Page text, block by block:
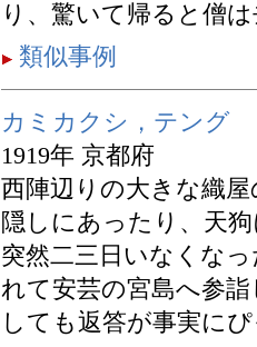
り、驚いて帰ると僧
類似事例
カミカクシ，テング
1919年 京都府
西陣辺りの大きな織
隠しにあったり、天
突然二三日いなくな
れて安芸の宮島へ参
しても返答が事実に